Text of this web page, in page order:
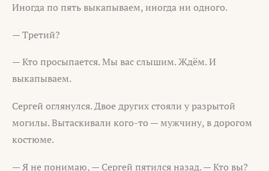
Иногда по пять выкапываем, иногда ни одного.
— Третий?
— Кто просыпается. Мы вас слышим. Ждём. И
выкапываем.
Сергей оглянулся. Двое других стояли у разрытой
могилы. Вытаскивали кого-то — мужчину, в дорогом
костюме.
— Я не понимаю, — Сергей пятился назад. — Кто вы?